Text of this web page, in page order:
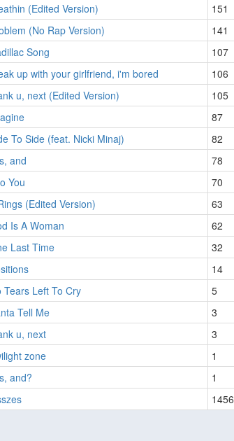
(Edited Version)
151
(No Rap Version)
141
Song
107
up with your girlfriend, i'm bored
106
u, next (Edited Version)
105
87
To Side (feat. Nicki Minaj)
82
and
78
You
70
(Edited Version)
63
Is A Woman
62
Last Time
32
14
Tears Left To Cry
5
Tell Me
3
u, next
3
zone
1
and?
1
1456